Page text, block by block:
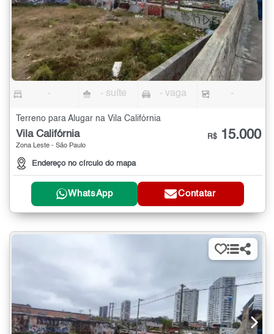
- - suíte - vaga -
Terreno para Alugar na Vila Califórnia
Vila Califórnia
Zona Leste - São Paulo
Endereço no círculo do mapa
R$ 15.000
WhatsApp Contatar